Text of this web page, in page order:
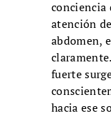
conciencia
atención
abdomen,
fuerte
hacia ese